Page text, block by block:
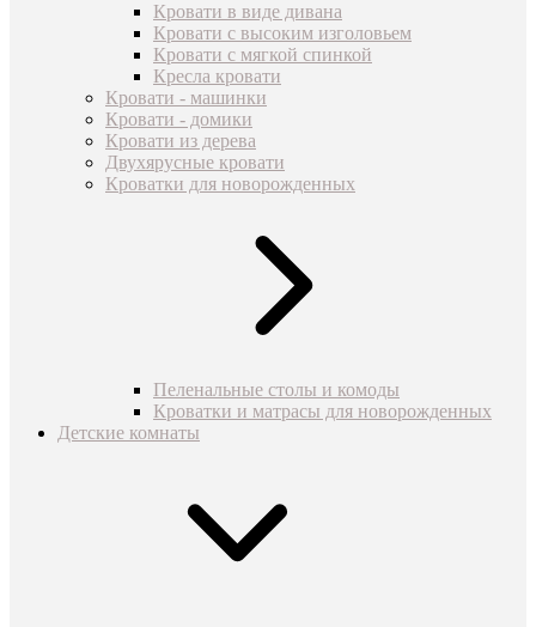
Кровати в виде дивана
Кровати с высоким изголовьем
Кровати с мягкой спинкой
Кресла кровати
Кровати - машинки
Кровати - домики
Кровати из дерева
Двухярусные кровати
Кроватки для новорожденных
Пеленальные столы и комоды
Кроватки и матрасы для новорожденных
Детские комнаты